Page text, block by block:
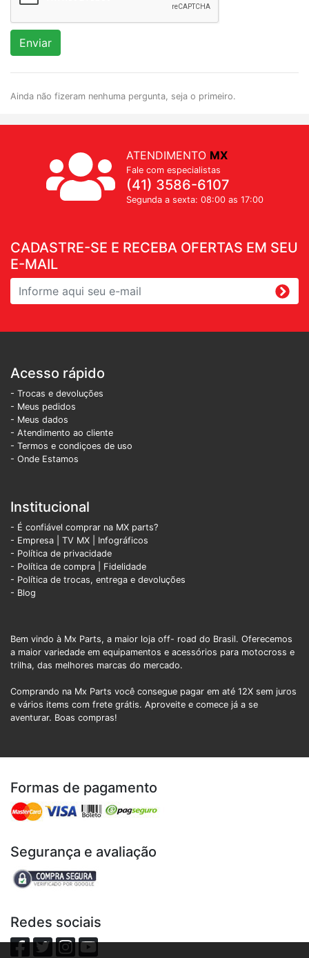
Enviar
Ainda não fizeram nenhuma pergunta, seja o primeiro.
CADASTRE-SE E RECEBA OFERTAS EM SEU
E-MAIL
ATENDIMENTO MX
Fale com especialistas
(41) 3586-6107
Segunda a sexta: 08:00 as 17:00
Acesso rápido
- Trocas e devoluções
- Meus pedidos
- Meus dados
- Atendimento ao cliente
- Termos e condiçoes de uso
- Onde Estamos
Institucional
- É confiável comprar na MX parts?
- Empresa
TV MX
Infográficos
- Política de privacidade
- Política de compra | Fidelidade
- Política de trocas, entrega e devoluções
- Blog
Bem vindo à Mx Parts, a maior loja off- road do Brasil. Oferecemos
a maior variedade em equipamentos e acessórios para motocross e
trilha, das melhores marcas do mercado.
Comprando na Mx Parts você consegue pagar em até 12X sem juros
e vários items com frete grátis. Aproveite e comece já a se
aventurar. Boas compras!
Formas de pagamento
Segurança e avaliação
Redes sociais